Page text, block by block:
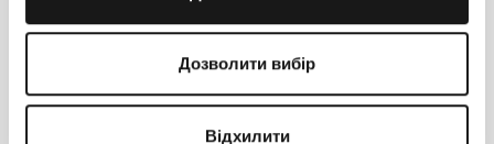
Дозволити вибір
Відхилити